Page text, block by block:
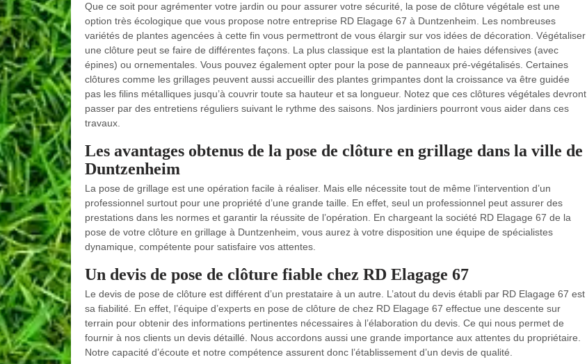
Que ce soit pour agrémenter votre jardin ou pour assurer votre sécurité, la pose de clôture végétale est une
option très écologique que vous propose notre entreprise RD Elagage 67 à Duntzenheim. Les nombreuses
variétés de plantes agencées à cette fin vous permettront de vous élargir sur vos idées de décoration. Végétaliser
une clôture peut se faire de différentes façons. La plus classique est la plantation de haies défensives (avec
épines) ou ornementales. Vous pouvez également opter pour la pose de panneaux pré-végétalisés. Certaines
clôtures comme les grillages peuvent aussi accueillir des plantes grimpantes dont la croissance va être guidée
pas les filins métalliques jusqu’à couvrir toute sa hauteur et sa longueur. Notez que ces clôtures végétales devront
passer par des entretiens réguliers suivant le rythme des saisons. Nos jardiniers pourront vous aider dans ces
travaux.
Les avantages obtenus de la pose de clôture en grillage dans la ville de
Duntzenheim
La pose de grillage est une opération facile à réaliser. Mais elle nécessite tout de même l’intervention d’un
professionnel surtout pour une propriété d’une grande taille. En effet, seul un professionnel peut assurer des
prestations dans les normes et garantir la réussite de l’opération. En chargeant la société RD Elagage 67 de la
pose de votre clôture en grillage à Duntzenheim, vous aurez à votre disposition une équipe de spécialistes
dynamique, compétente pour satisfaire vos attentes.
Un devis de pose de clôture fiable chez RD Elagage 67
Le devis de pose de clôture est différent d’un prestataire à un autre. L’atout du devis établi par RD Elagage 67 est
sa fiabilité. En effet, l’équipe d’experts en pose de clôture de chez RD Elagage 67 effectue une descente sur
terrain pour obtenir des informations pertinentes nécessaires à l’élaboration du devis. Ce qui nous permet de
fournir à nos clients un devis détaillé. Nous accordons aussi une grande importance aux attentes du propriétaire.
Notre capacité d’écoute et notre compétence assurent donc l’établissement d’un devis de qualité.